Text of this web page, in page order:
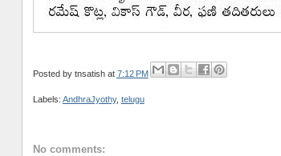
Posted by tnsatish at 7:12 PM
Labels: AndhraJyothy, telugu
No comments: